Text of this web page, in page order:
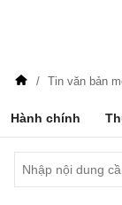
Tin văn bản
Hành chính